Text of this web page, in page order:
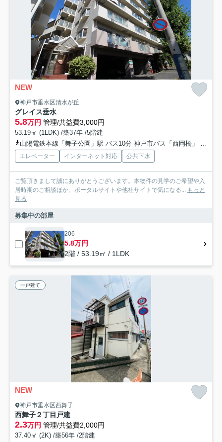
NEW
神戸市垂水区清水が丘
グレイス垂水
5.8万円 管理/共益費3,000円
53.19㎡ (1LDK) /築37年 /5階建
山陽電鉄本線「舞子公園」駅 バス10分 神戸市バス「西岡橋」 停歩5分
エレベーター インターネット対応 公共下水
ご覧頂きまして誠にありがとうございます。本物件の見学のご希望や入
居時期のご相談ほか、ポータルサイトや他社サイトで気になる... もっと
見る
募集中の部屋
206
5.8万円
2階 / 53.19㎡ / 1LDK
一戸建て
NEW
神戸市垂水区西舞子
西舞子２丁目戸建
2.3万円 管理/共益費2,000円
37.40㎡ (2K) /築56年 /2階建